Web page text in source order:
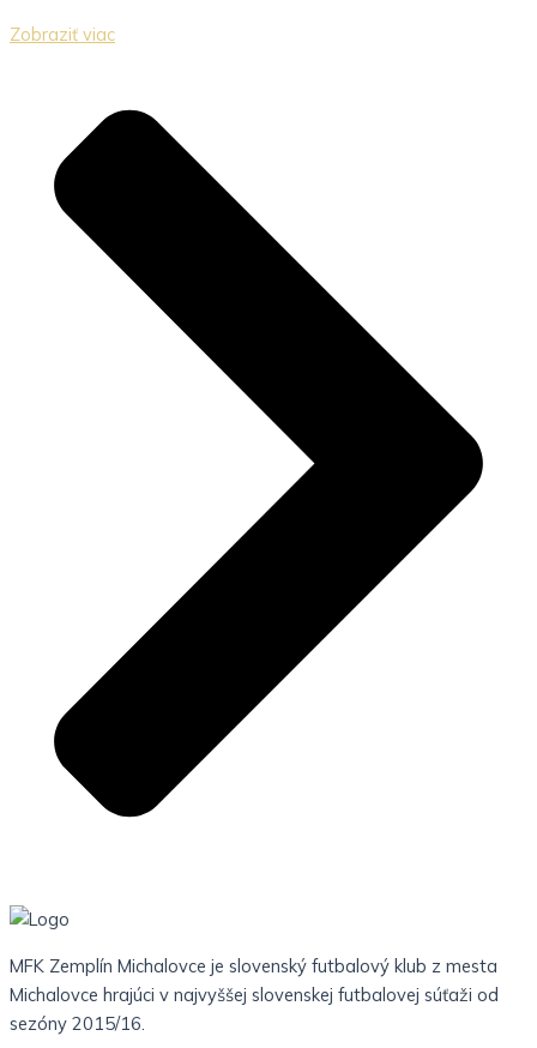
Zobraziť viac
MFK Zemplín Michalovce je slovenský futbalový klub z mesta
Michalovce hrajúci v najvyššej slovenskej futbalovej súťaži od
sezóny 2015/16.